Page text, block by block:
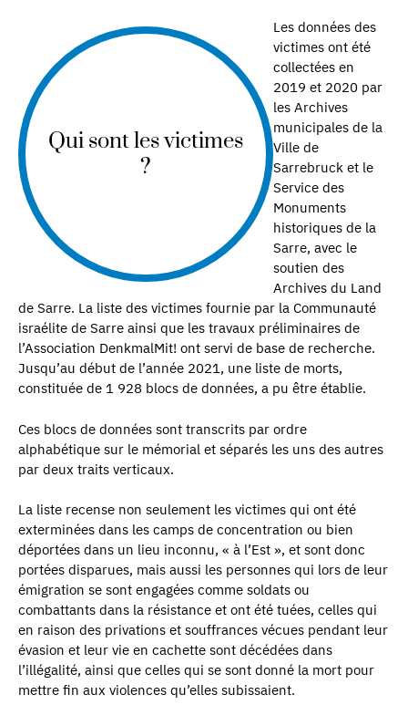
Qui sont les victimes
?
Les données des
victimes ont été
collectées en
2019 et 2020 par
les Archives
municipales de la
Ville de
Sarrebruck et le
Service des
Monuments
historiques de la
Sarre, avec le
soutien des
Archives du Land
de Sarre. La liste des victimes fournie par la Communauté
israélite de Sarre ainsi que les travaux préliminaires de
l’Association DenkmalMit! ont servi de base de recherche.
Jusqu’au début de l’année 2021, une liste de morts,
constituée de 1 928 blocs de données, a pu être établie.
Ces blocs de données sont transcrits par ordre
alphabétique sur le mémorial et séparés les uns des autres
par deux traits verticaux.
La liste recense non seulement les victimes qui ont été
exterminées dans les camps de concentration ou bien
déportées dans un lieu inconnu, « à l’Est », et sont donc
portées disparues, mais aussi les personnes qui lors de leur
émigration se sont engagées comme soldats ou
combattants dans la résistance et ont été tuées, celles qui
en raison des privations et souffrances vécues pendant leur
évasion et leur vie en cachette sont décédées dans
l’illégalité, ainsi que celles qui se sont donné la mort pour
mettre fin aux violences qu’elles subissaient.